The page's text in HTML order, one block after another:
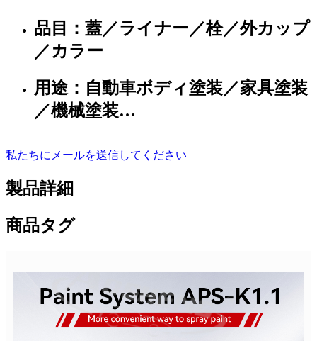
品目：蓋／ライナー／栓／外カップ
／カラー
用途：自動車ボディ塗装／家具塗装
／機械塗装…
私たちにメールを送信してください
製品詳細
商品タグ